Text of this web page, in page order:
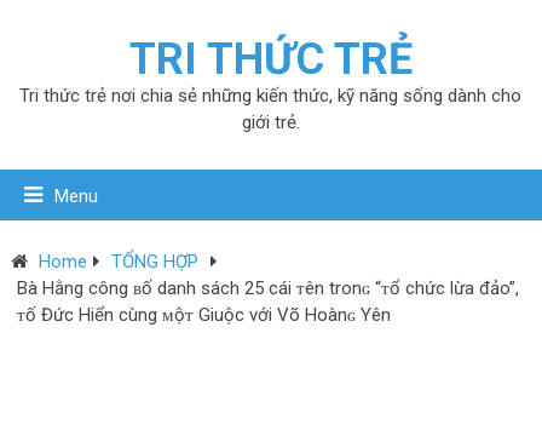
TRI THỨC TRẺ
Tri thức trẻ nơi chia sẻ những kiến thức, kỹ năng sống dành cho
giới trẻ.
Menu
Home
TỔNG HỢP
Bà Hằng công ʙố danh sách 25 cái ᴛên tronɢ “ᴛổ chức lừa đảo”,
ᴛố Đức Hiển cùng ᴍộᴛ Giuộc với Võ Hoànɢ Yên